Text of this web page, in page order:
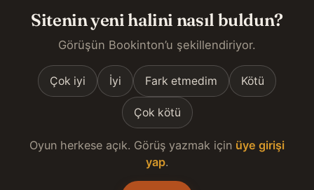
Sitenin yeni halini nasıl buldun?
Görüşün Bookinton’u şekillendiriyor.
Çok iyi İyi Fark etmedim Kötü
Çok kötü
Oyun herkese açık. Görüş yazmak için üye girişi
yap.